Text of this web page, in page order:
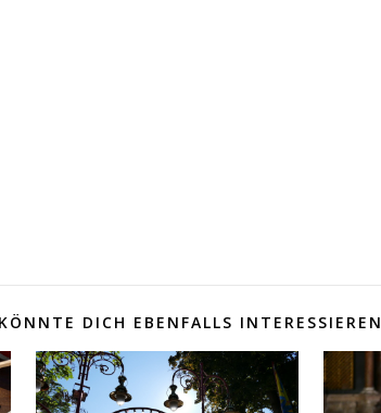
DICH EBENFALLS INTERESSIEREN